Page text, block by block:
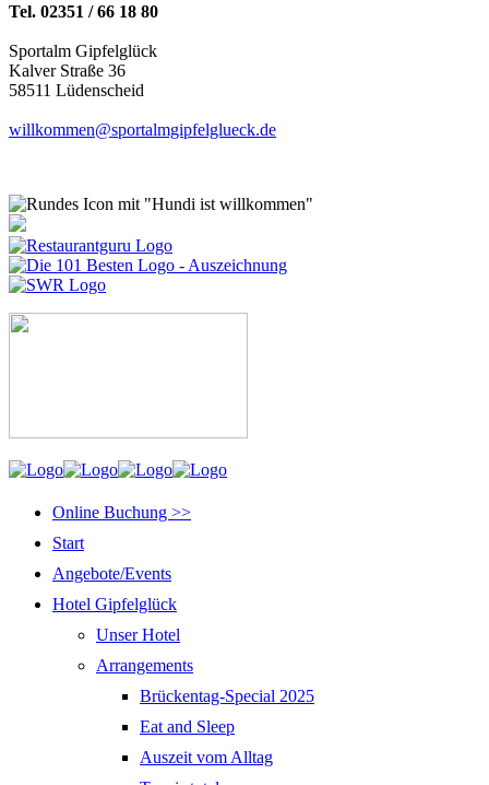
Tel. 02351 / 66 18 80
Sportalm Gipfelglück
Kalver Straße 36
58511 Lüdenscheid
willkommen@sportalmgipfelglueck.de
Online Buchung >>
Start
Angebote/Events
Hotel Gipfelglück
Unser Hotel
Arrangements
Brückentag-Special 2025
Eat and Sleep
Auszeit vom Alltag